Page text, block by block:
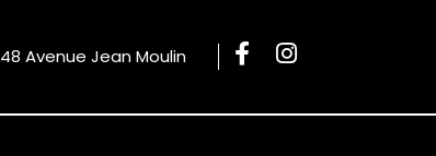
48 Avenue Jean Moulin